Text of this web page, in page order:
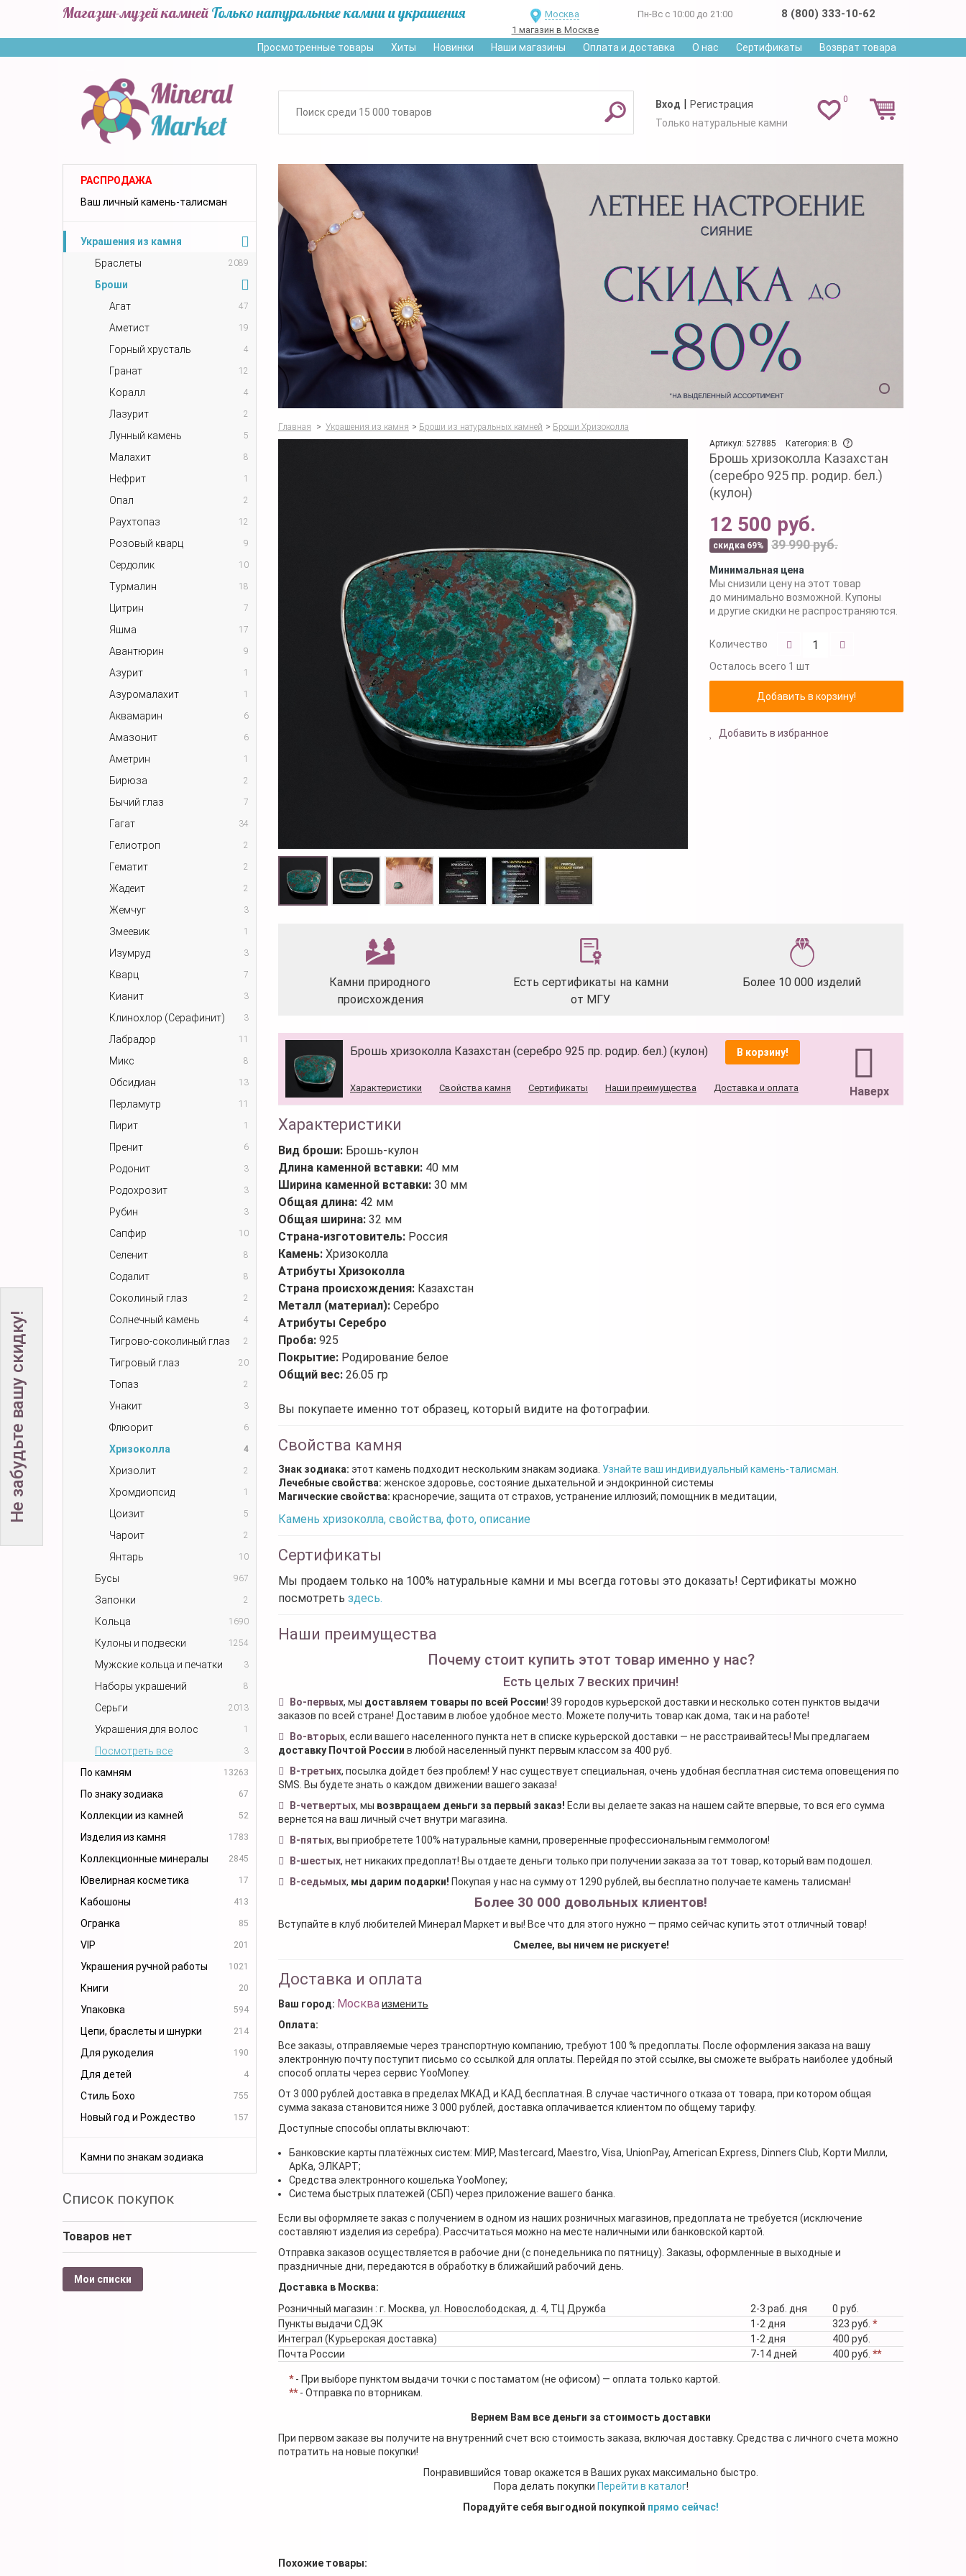
Магазин-музей камней Только натуральные камни и украшения
Москва
1 магазин в Москве
Пн-Вс с 10:00 до 21:00 8 (800) 333-10-62
Просмотренные товары Хиты Новинки Наши магазины Оплата и доставка О нас Сертификаты Возврат товара
0
Вход | Регистрация
Только натуральные камни
РАСПРОДАЖА
Ваш личный камень-талисман
Украшения из камня
Браслеты
2089
Броши
Агат
47
Аметист 19
Горный хрусталь 4
Гранат 12
Коралл 4
Лазурит 2
Лунный камень 5
Малахит 8
Нефрит 1
Опал 2
Раухтопаз 12
Розовый кварц 9
Сердолик 10
Турмалин 18
Цитрин 7
Яшма 17
Авантюрин 9
Азурит 1
Азуромалахит 1
Аквамарин 6
Амазонит 6
Аметрин 1
Бирюза 2
Бычий глаз 7
Гагат 34
Гелиотроп 2
Гематит 2
Жадеит 2
Жемчуг 3
Змеевик 1
Изумруд 3
Кварц 7
Кианит 3
Клинохлор (Серафинит) 3
Лабрадор 11
Микс 8
Обсидиан 13
Перламутр 11
Пирит 1
Пренит 6
Родонит 3
Родохрозит 3
Рубин 3
Сапфир 10
Селенит 8
Содалит 8
Соколиный глаз 2
Солнечный камень 4
Тигрово-соколиный глаз 2
Тигровый глаз 20
Топаз 2
Унакит 3
Флюорит 6
Хризоколла 4
Хризолит 2
Хромдиопсид 1
Цоизит 5
Чароит 2
Янтарь 10
Бусы 967
Запонки 2
Кольца 1690
Кулоны и подвески 1254
Мужские кольца и печатки 3
Наборы украшений 8
Серьги 2013
Украшения для волос 1
Посмотреть все 3
По камням 13263
По знаку зодиака 67
Коллекции из камней 52
Изделия из камня 1783
Коллекционные минералы 2845
Ювелирная косметика 17
Кабошоны 413
Огранка 85
VIP 201
Украшения ручной работы 1021
Книги 20
Упаковка 594
Цепи, браслеты и шнурки 214
Для рукоделия 190
Для детей 4
Стиль Бохо 755
Новый год и Рождество 157
Камни по знакам зодиака
Список покупок
Товаров нет
Мои списки
Главная > Украшения из камня > Броши из натуральных камней > Броши Хризоколла
Артикул: 527885
Категория: B
Брошь хризоколла Казахстан
(серебро 925 пр. родир. бел.)
(кулон)
12 500 руб.
скидка 69% 39 990 руб.
Минимальная цена
Мы снизили цену на этот товар
до минимально возможной. Купоны
и другие скидки не распространяются.
Количество
Осталось всего 1 шт
Добавить в избранное
Камни природного
происхождения
Есть сертификаты на камни
от МГУ
Более 10 000 изделий
Брошь хризоколла Казахстан (серебро 925 пр. родир. бел.) (кулон) В корзину!
Наверх
Характеристики Свойства камня Сертификаты Наши преимущества Доставка и оплата
Характеристики
Вид броши: Брошь-кулон
Длина каменной вставки: 40 мм
Ширина каменной вставки: 30 мм
Общая длина: 42 мм
Общая ширина: 32 мм
Страна-изготовитель: Россия
Камень: Хризоколла
Атрибуты Хризоколла
Страна происхождения: Казахстан
Металл (материал): Серебро
Атрибуты Серебро
Проба: 925
Покрытие: Родирование белое
Общий вес: 26.05 гр
Вы покупаете именно тот образец, который видите на фотографии.
Свойства камня
Знак зодиака: этот камень подходит нескольким знакам зодиака. Узнайте ваш индивидуальный камень-талисман.
Лечебные свойства: женское здоровье, состояние дыхательной и эндокринной системы
Магические свойства: красноречие, защита от страхов, устранение иллюзий; помощник в медитации,
Камень хризоколла, свойства, фото, описание
Сертификаты
Мы продаем только на 100% натуральные камни и мы всегда готовы это доказать! Сертификаты можно
посмотреть здесь.
Наши преимущества
Почему стоит купить этот товар именно у нас?
Есть целых 7 веских причин!
Во-первых, мы доставляем товары по всей России! 39 городов курьерской доставки и несколько сотен пунктов выдачи
заказов по всей стране! Доставим в любое удобное место. Можете получить товар как дома, так и на работе!
Во-вторых, если вашего населенного пункта нет в списке курьерской доставки — не расстраивайтесь! Мы предлагаем
доставку Почтой России в любой населенный пункт первым классом за 400 руб.
В-третьих, посылка дойдет без проблем! У нас существует специальная, очень удобная бесплатная система оповещения по
SMS. Вы будете знать о каждом движении вашего заказа!
В-четвертых, мы возвращаем деньги за первый заказ! Если вы делаете заказ на нашем сайте впервые, то вся его сумма
вернется на ваш личный счет внутри магазина.
В-пятых, вы приобретете 100% натуральные камни, проверенные профессиональным геммологом!
В-шестых, нет никаких предоплат! Вы отдаете деньги только при получении заказа за тот товар, который вам подошел.
В-седьмых, мы дарим подарки! Покупая у нас на сумму от 1290 рублей, вы бесплатно получаете камень талисман!
Более 30 000 довольных клиентов!
Вступайте в клуб любителей Минерал Маркет и вы! Все что для этого нужно — прямо сейчас купить этот отличный товар!
Смелее, вы ничем не рискуете!
Доставка и оплата
Ваш город: Москваизменить
Оплата:
Все заказы, отправляемые через транспортную компанию, требуют 100 % предоплаты. После оформления заказа на вашу
электронную почту поступит письмо со ссылкой для оплаты. Перейдя по этой ссылке, вы сможете выбрать наиболее удобный
способ оплаты через сервис YooMoney.
От 3 000 рублей доставка в пределах МКАД и КАД бесплатная. В случае частичного отказа от товара, при котором общая
сумма заказа становится ниже 3 000 рублей, доставка оплачивается клиентом по общему тарифу.
Доступные способы оплаты включают:
Банковские карты платёжных систем: МИР, Mastercard, Maestro, Visa, UnionPay, American Express, Dinners Club, Корти Милли,
АрКа, ЭЛКАРТ;
Средства электронного кошелька YooMoney;
Система быстрых платежей (СБП) через приложение вашего банка.
Если вы оформляете заказ с получением в одном из наших розничных магазинов, предоплата не требуется (исключение
составляют изделия из серебра). Рассчитаться можно на месте наличными или банковской картой.
Отправка заказов осуществляется в рабочие дни (с понедельника по пятницу). Заказы, оформленные в выходные и
праздничные дни, передаются в обработку в ближайший рабочий день.
Доставка в Москва:
Розничный магазин : г. Москва, ул. Новослободская, д. 4, ТЦ Дружба
2-3 раб. дня
0 руб.
Пункты выдачи СДЭК
1-2 дня 323 руб. *
Интеграл (Курьерская доставка)
1-2 дня
400 руб.
Почта России
7-14 дней 400 руб. **
*- При выборе пунктом выдачи точки с постаматом (не офисом) — оплата только картой.
**- Отправка по вторникам.
Вернем Вам все деньги за стоимость доставки
При первом заказе вы получите на внутренний счет всю стоимость заказа, включая доставку. Средства с личного счета можно
потратить на новые покупки!
Понравившийся товар окажется в Ваших руках максимально быстро.
Пора делать покупки Перейти в каталог!
Порадуйте себя выгодной покупкой прямо сейчас!
Похожие товары:
Не забудьте вашу скидку!